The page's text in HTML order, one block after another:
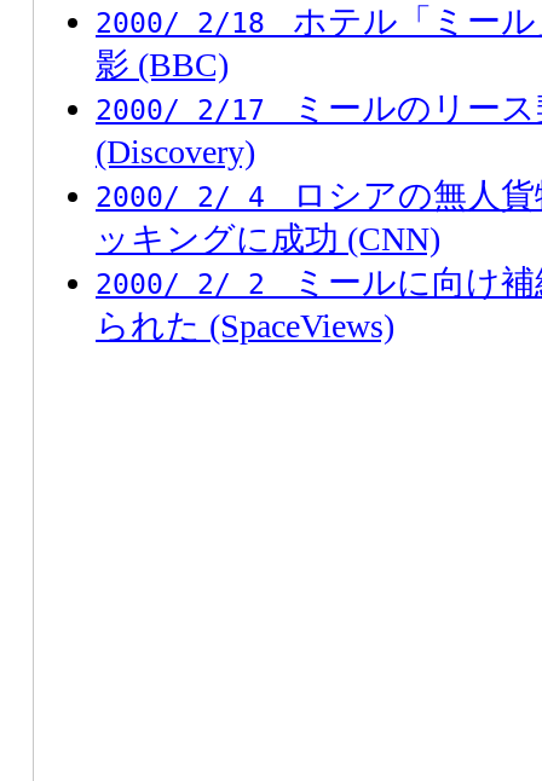
2000/ 2/18 ホテル「ミー
影 (BBC)
2000/ 2/17
ミールのリー
(Discovery)
2000/ 2/ 4
ロシアの無人
ッキングに成功 (CNN)
2000/ 2/ 2
ミールに向け
られた (SpaceViews)